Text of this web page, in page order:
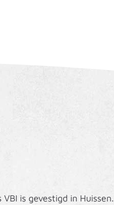
is gevestigd in Huissen.